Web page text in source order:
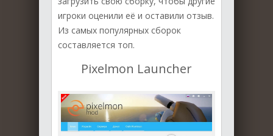
игроки оценили её и оставили отзыв.
Из самых популярных сборок
составляется топ.
Pixelmon Launcher